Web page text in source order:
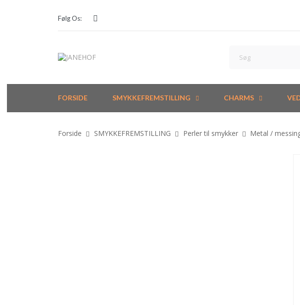
Følg Os:
FORSIDE SMYKKEFREMSTILLING CHARMS
Forside SMYKKEFREMSTILLING Perler til smykker Metal /